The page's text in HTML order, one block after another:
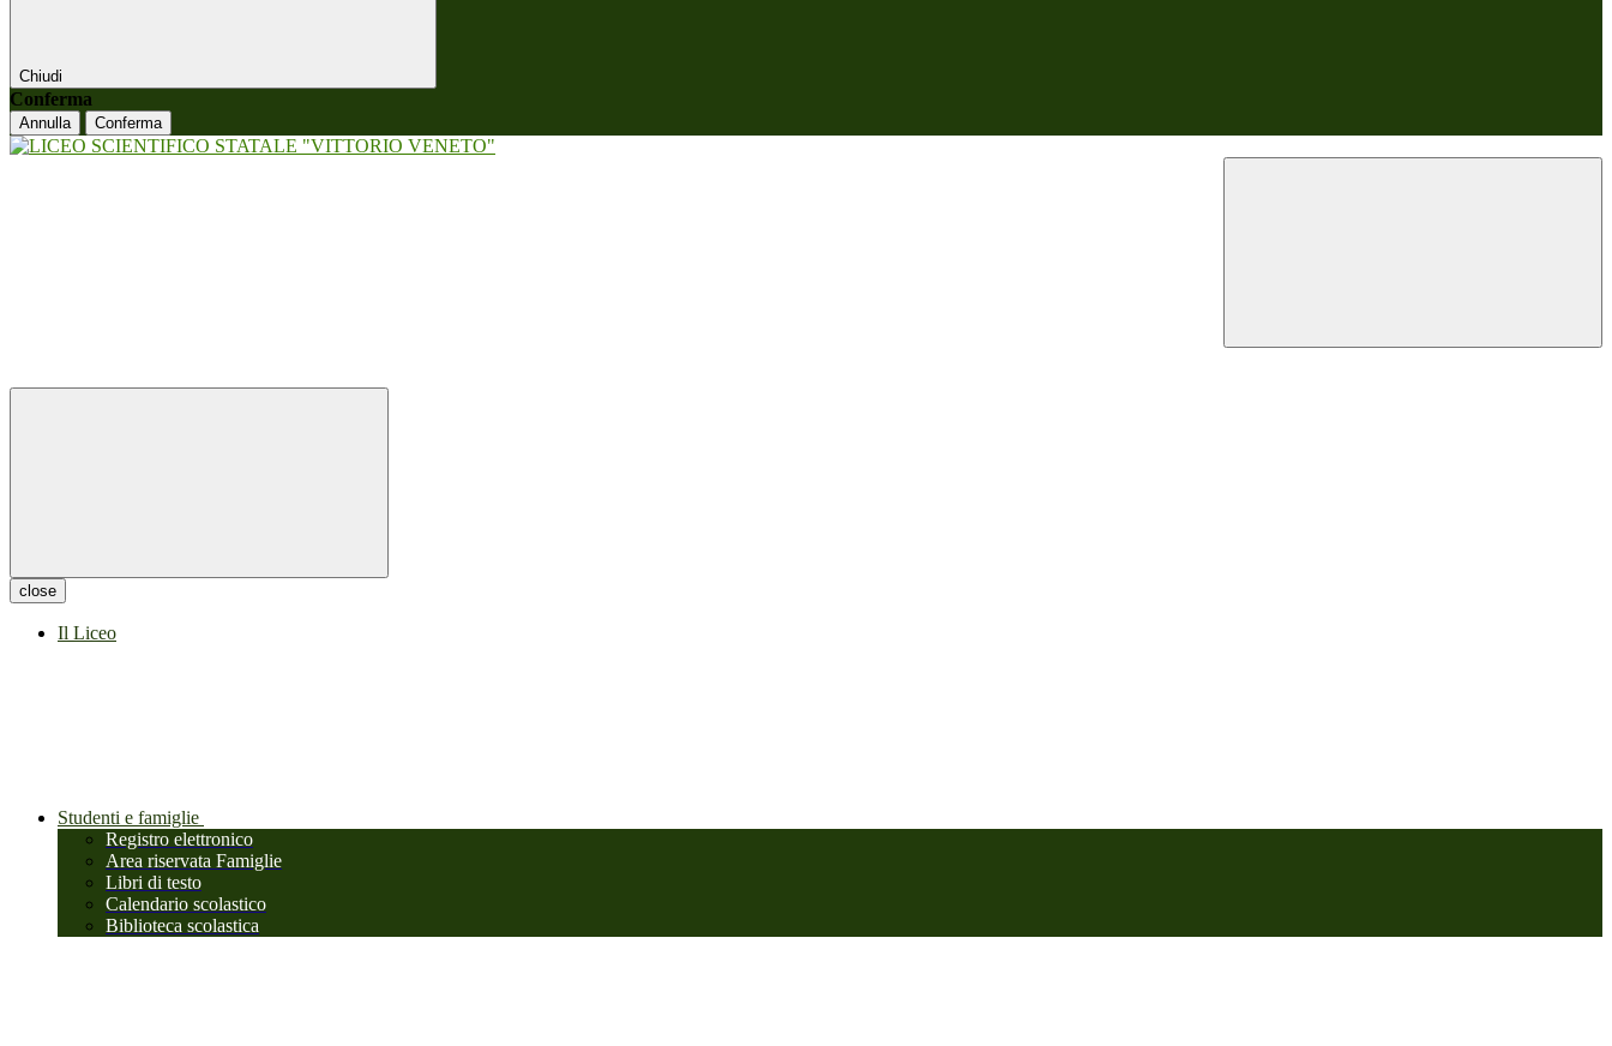
Chiudi
Conferma
Annulla Conferma
close
Il Liceo
Studenti e famiglie
Registro elettronico
Area riservata Famiglie
Libri di testo
Calendario scolastico
Biblioteca scolastica